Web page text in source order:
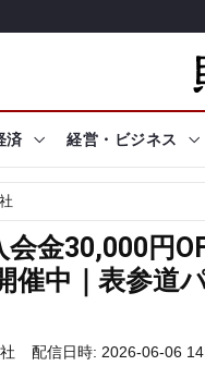
済 経営・ビジネス
金30,000円
催中｜表参道
配信日時: 2026-06-06